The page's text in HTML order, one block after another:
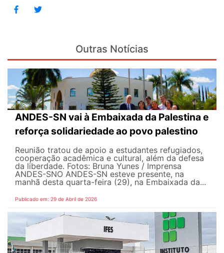
Outras Notícias
ANDES-SN vai à Embaixada da Palestina e
reforça solidariedade ao povo palestino
Reunião tratou de apoio a estudantes refugiados,
cooperação acadêmica e cultural, além da defesa
da liberdade. Fotos: Bruna Yunes / Imprensa
ANDES-SN​​​ O ANDES-SN esteve presente, na
manhã desta quarta-feira (29), na Embaixada da...
Publicado em: 29 de Abril de 2026